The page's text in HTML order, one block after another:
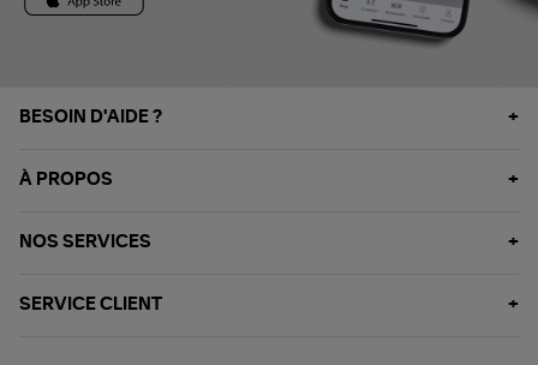
BESOIN D'AIDE ?
À PROPOS
NOS SERVICES
SERVICE CLIENT